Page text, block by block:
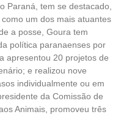
Paraná, tem se destacado,
um dos mais atuantes
a posse, Goura tem
política paranaenses por
apresentou 20 projetos de
e realizou nove
individualmente ou em
da Comissão de
Animais, promoveu três